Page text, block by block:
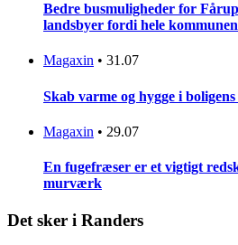
Bedre busmuligheder for
landsbyer fordi hele
Magaxin • 31.07
Skab varme og hygge i
Magaxin • 29.07
En fugefræser er et vigtigt
murværk
Det sker i Randers